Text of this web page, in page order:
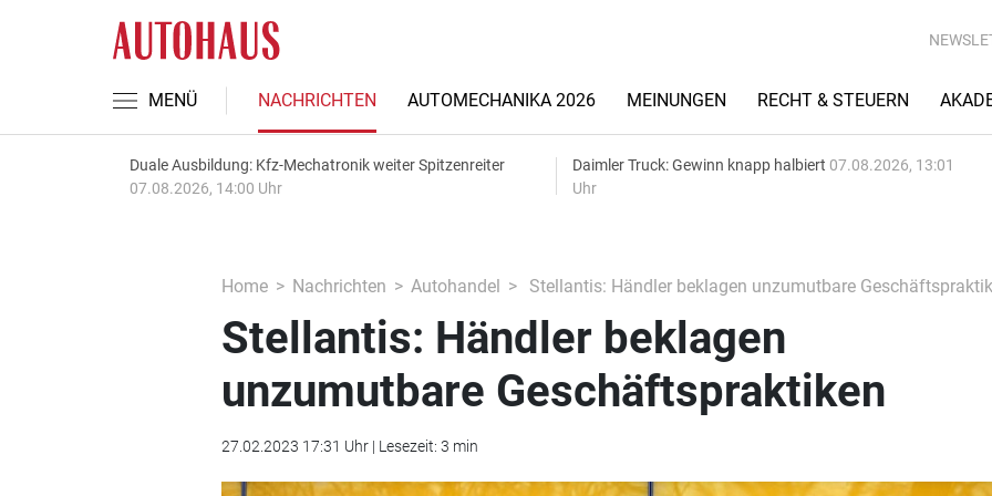
MENÜ NACHRICHTEN AUTOMECHANIKA 2026 MEINUNGEN RECHT & STEUERN
Duale Ausbildung: Kfz-Mechatronik weiter Spitzenreiter
07.08.2026, 14:00 Uhr
Daimler Truck: Gewinn knapp halbiert 07.08.2026, 13:01
Uhr
Home Nachrichten Autohandel Stellantis: Händler beklagen unzumutbare
Stellantis: Händler beklagen
unzumutbare Geschäftspraktiken
27.02.2023 17:31 Uhr | Lesezeit: 3 min